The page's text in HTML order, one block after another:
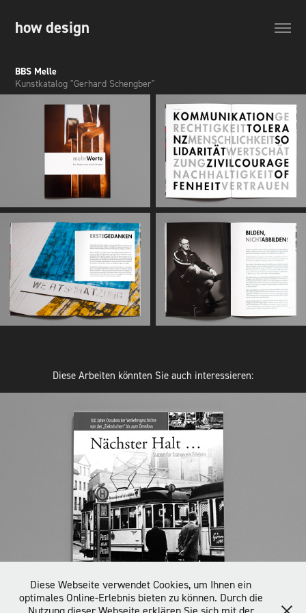
how design
BBS Melle
Kunstkatalog "Gerhard Schengber"
Diese Arbeiten könnten Sie auch interessieren:
Diese Webseite verwendet Cookies, um Ihnen ein
optimales Online-Erlebnis bieten zu können. Durch die
Nutzung dieser Webseite erklären Sie sich mit der